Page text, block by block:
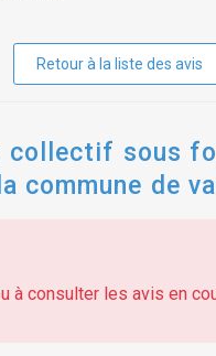
Retour à la liste des avis
collectif sous
commune de
à consulter les avis en